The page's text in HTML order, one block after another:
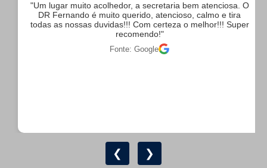
"Um lugar muito acolhedor, a secretaria bem atenciosa. O
DR Fernando é muito querido, atencioso, calmo e tira
todas as nossas duvidas!!! Com certeza o melhor!!! Super
recomendo!"
Fonte: Google
❮ ❯